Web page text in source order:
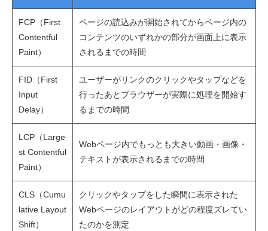
FCP（First
Contentful
Paint）
ページの読込みが開始されてからページ内の
コンテンツのいずれかの部分が画面上に表示
されるまでの時間
FID（First
Input
Delay）
ユーザーがリンクのクリックやタップなどを
行ったあとブラウザーが実際に処理を開始す
るまでの時間
LCP（Large
st Contentful
Paint）
Webページ内でもっとも大きい動画・画像・
テキストが表示されるまでの時間
CLS（Cumu
lative Layout
Shift）
クリックやタップをした瞬間に表示された
Webページのレイアウトがどの程度ズレてい
たのかを測定